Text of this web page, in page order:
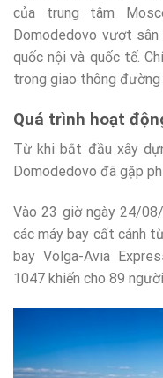
của trung tâm
Domodedovo vượt
quốc nội và quốc tế.
trong giao thông đường
Quá trình hoạt
Từ khi bắt đầu xây
Domodedovo đã gặp
Vào 23 giờ ngày 24/
các máy bay cất cánh
bay Volga-Avia
1047 khiến cho 89